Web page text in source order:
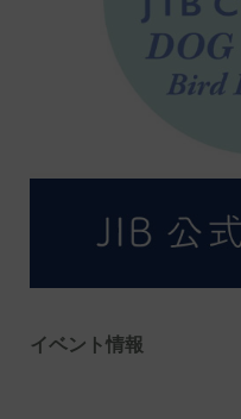
イベント情報